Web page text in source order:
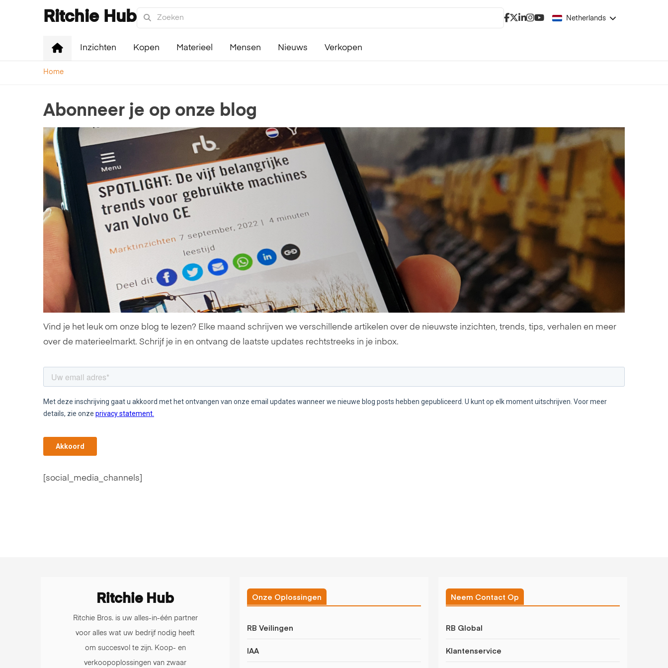
Ritchie Hub Netherlands
Inzichten Kopen Materieel Mensen Nieuws Verkopen
Home
Abonneer je op onze blog
Vind je het leuk om onze blog te lezen? Elke maand schrijven we verschillende artikelen over de nieuwste inzichten, trends, tips, verhalen en meer
over de materieelmarkt. Schrijf je in en ontvang de laatste updates rechtstreeks in je inbox.
[social_media_channels]
Ritchie Hub
Ritchie Bros. is uw alles-in-één partner
voor alles wat uw bedrijf nodig heeft
om succesvol te zijn. Koop- en
verkoopoplossingen van zwaar
Onze Oplossingen
RB Veilingen
IAA
Neem Contact Op
RB Global
Klantenservice